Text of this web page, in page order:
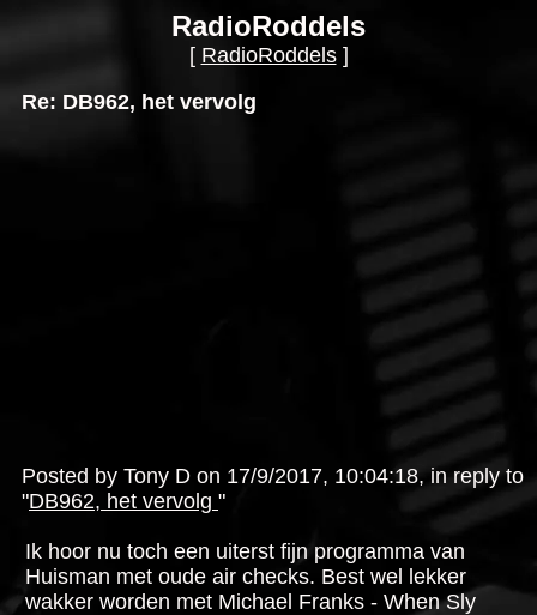
RadioRoddels
[ RadioRoddels]
Re: DB962, het vervolg
Posted by Tony D on 17/9/2017, 10:04:18, in reply to
"DB962, het vervolg "
Ik hoor nu toch een uiterst fijn programma van
Huisman met oude air checks. Best wel lekker
wakker worden met Michael Franks - When Sly